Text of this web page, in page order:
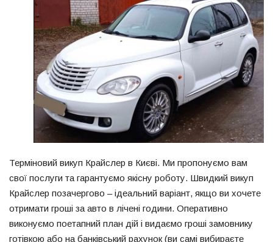
Терміновий викуп Крайслер в Києві. Ми пропонуємо вам
свої послуги та гарантуємо якісну роботу. Швидкий викуп
Крайслер позачергово – ідеальний варіант, якщо ви хочете
отримати гроші за авто в лічені години. Оперативно
виконуємо поетапний план дій і видаємо гроші замовнику
готівкою або на банківський рахунок (ви самі вибираєте